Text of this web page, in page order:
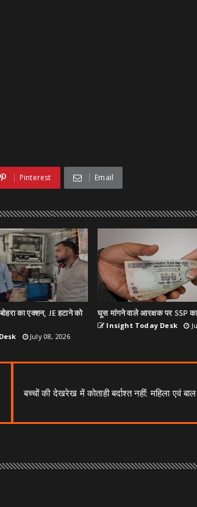
Pinterest Email
का एक्शन, JE हटाने को
July 08, 2026
घूस मांगने वाले आरक्षक पर SSP
Insight Today Desk
बच्चों की देखरेख में कोताही बर्दाश्त नहीं: महिला एवं